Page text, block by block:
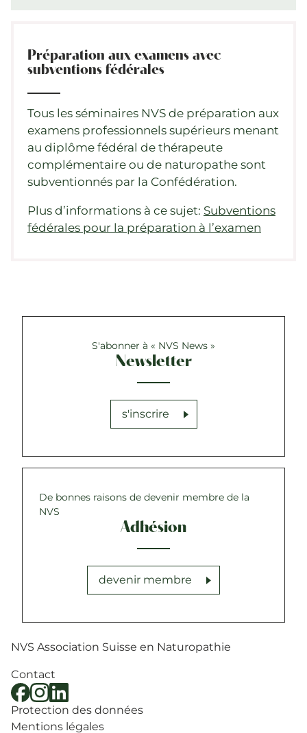
Préparation aux examens avec
subventions fédérales
Tous les séminaires NVS de préparation aux
examens professionnels supérieurs menant
au diplôme fédéral de thérapeute
complémentaire ou de naturopathe sont
subventionnés par la Confédération.
Plus d’informations à ce sujet: Subventions
fédérales pour la préparation à l’examen
S'abonner à « NVS News »
Newsletter
s'inscrire
De bonnes raisons de devenir membre de la
NVS
Adhésion
devenir membre
NVS Association Suisse en Naturopathie
Contact
Protection des données
Mentions légales